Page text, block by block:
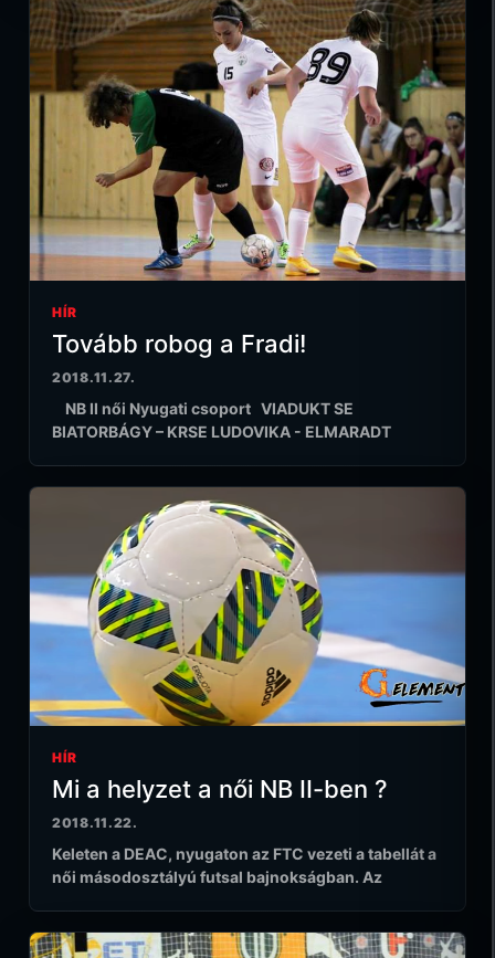
HÍR
Tovább robog a Fradi!
2018.11.27.
NB II női Nyugati csoport VIADUKT SE
BIATORBÁGY – KRSE LUDOVIKA - ELMARADT
HÍR
Mi a helyzet a női NB II-ben ?
2018.11.22.
Keleten a DEAC, nyugaton az FTC vezeti a tabellát a
női másodosztályú futsal bajnokságban. Az